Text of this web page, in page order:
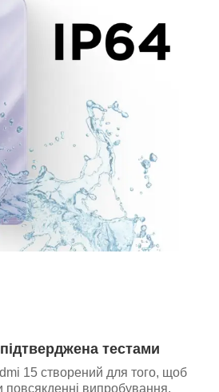
тестами
15 створений для того, щоб
повсякденні випробування.